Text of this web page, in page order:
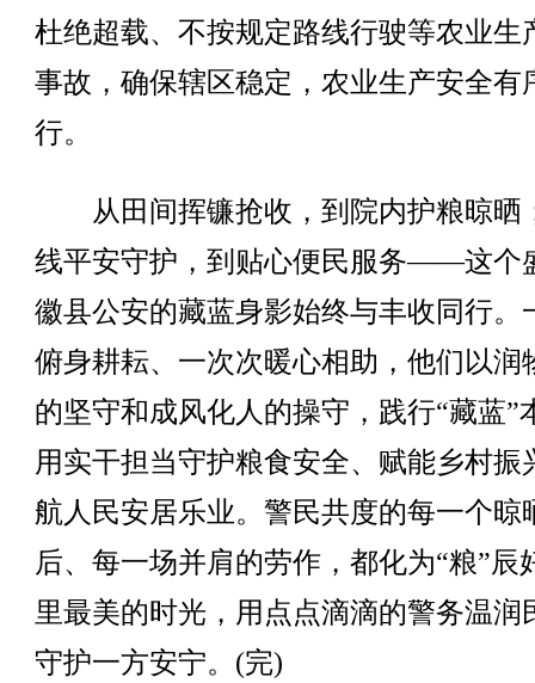
杜绝超载、不按规定路线行驶等农业生
事故，确保辖区稳定，农业生产安全有
行。
从田间挥镰抢收，到院内护粮晾晒
线平安守护，到贴心便民服务——这个
徽县公安的藏蓝身影始终与丰收同行。
俯身耕耘、一次次暖心相助，他们以润
的坚守和成风化人的操守，践行“藏蓝”
用实干担当守护粮食安全、赋能乡村振
航人民安居乐业。警民共度的每一个晾
后、每一场并肩的劳作，都化为“粮”辰
里最美的时光，用点点滴滴的警务温润
守护一方安宁。(完)